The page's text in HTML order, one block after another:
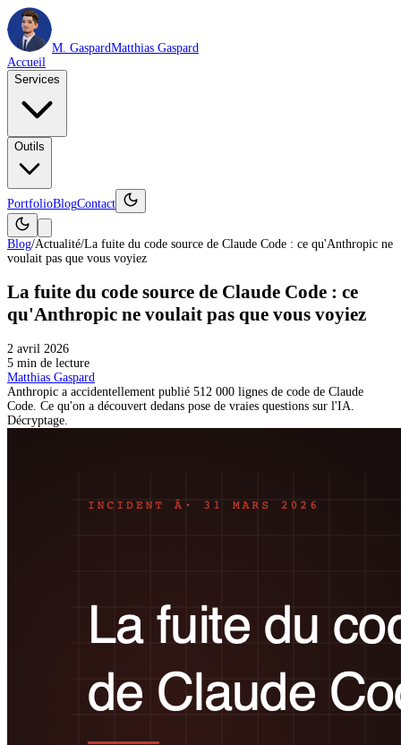
M. GaspardMatthias Gaspard
Accueil
Services
Outils
PortfolioBlogContact
Blog/Actualité/La fuite du code source de Claude Code : ce qu'Anthropic ne
voulait pas que vous voyiez
La fuite du code source de Claude Code : ce
qu'Anthropic ne voulait pas que vous voyiez
2 avril 2026
5 min de lecture
Matthias Gaspard
Anthropic a accidentellement publié 512 000 lignes de code de Claude
Code. Ce qu'on a découvert dedans pose de vraies questions sur l'IA.
Décryptage.